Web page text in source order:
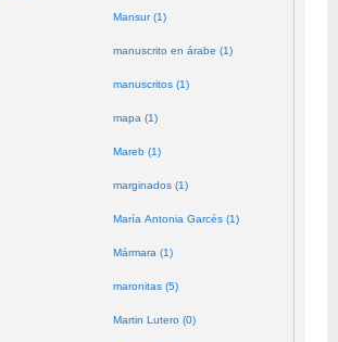
Mansur (1)
manuscrito en árabe (1)
manuscritos (1)
mapa (1)
Mareb (1)
marginados (1)
María Antonia Garcés (1)
Mármara (1)
maronitas (5)
Martin Lutero (0)